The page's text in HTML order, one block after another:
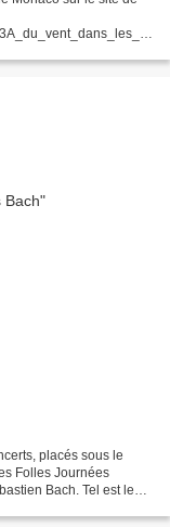
placés sous le
Folles Journées
Bach. Tel est le